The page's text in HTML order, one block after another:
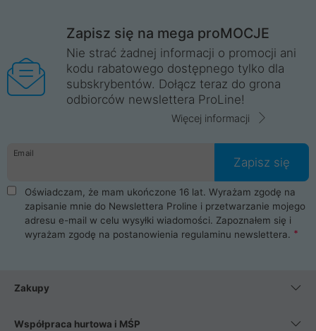
Zapisz się na mega proMOCJE
Nie strać żadnej informacji o promocji ani
kodu rabatowego dostępnego tylko dla
subskrybentów. Dołącz teraz do grona
odbiorców newslettera ProLine!
Więcej informacji
Email
Zapisz się
Oświadczam, że mam ukończone 16 lat. Wyrażam zgodę na
zapisanie mnie do Newslettera Proline i przetwarzanie mojego
adresu e-mail w celu wysyłki wiadomości. Zapoznałem się i
wyrażam zgodę na postanowienia regulaminu newslettera.
Zakupy
Współpraca hurtowa i MŚP